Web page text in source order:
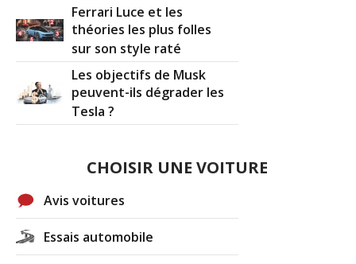
Ferrari Luce et les
théories les plus folles
sur son style raté
Les objectifs de Musk
peuvent-ils dégrader les
Tesla ?
CHOISIR UNE VOITURE
Avis voitures
Essais automobile